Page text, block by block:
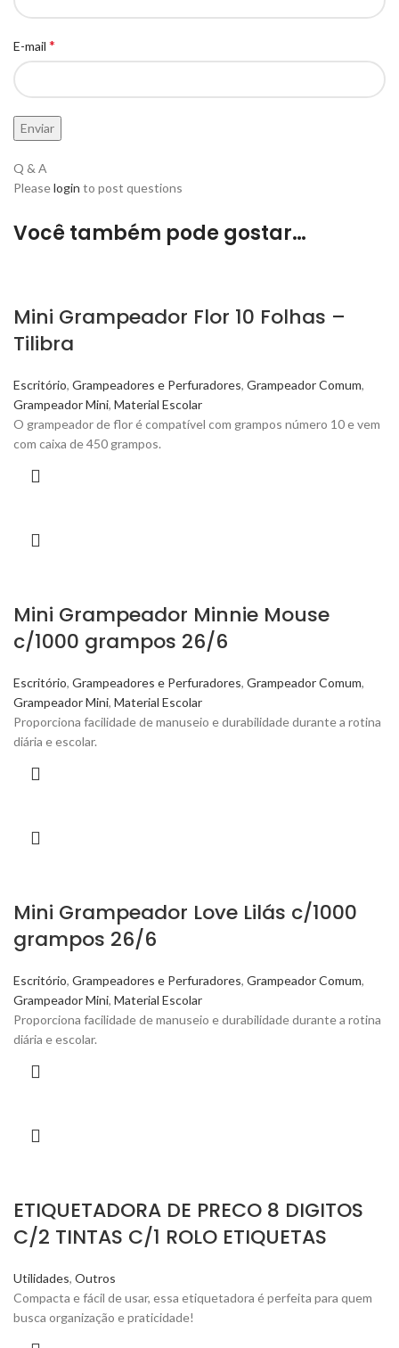
E-mail *
Q & A
Pleaselogin to post questions
Você também pode gostar…
Mini Grampeador Flor 10 Folhas –
Tilibra
Escritório, Grampeadores e Perfuradores, Grampeador Comum,
Grampeador Mini, Material Escolar
O grampeador de flor é compatível com grampos número 10 e vem
com caixa de 450 grampos.
Mini Grampeador Minnie Mouse
c/1000 grampos 26/6
Escritório, Grampeadores e Perfuradores, Grampeador Comum,
Grampeador Mini, Material Escolar
Proporciona facilidade de manuseio e durabilidade durante a rotina
diária e escolar.
Mini Grampeador Love Lilás c/1000
grampos 26/6
Escritório, Grampeadores e Perfuradores, Grampeador Comum,
Grampeador Mini, Material Escolar
Proporciona facilidade de manuseio e durabilidade durante a rotina
diária e escolar.
ETIQUETADORA DE PRECO 8 DIGITOS
C/2 TINTAS C/1 ROLO ETIQUETAS
Utilidades, Outros
Compacta e fácil de usar, essa etiquetadora é perfeita para quem
busca organização e praticidade!